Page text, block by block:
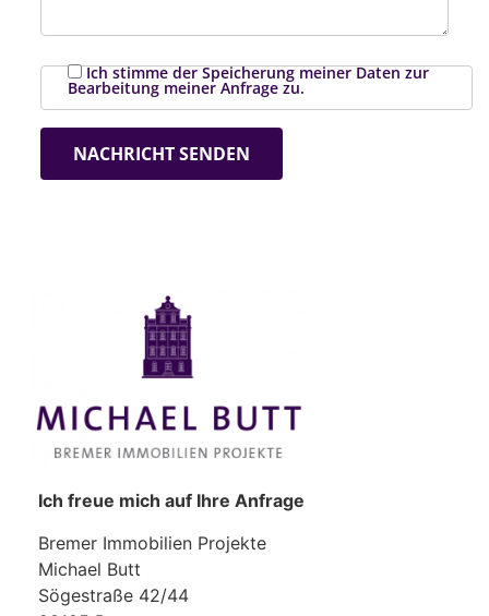
Ich stimme der Speicherung meiner Daten zur
Bearbeitung meiner Anfrage zu.
Ich freue mich auf Ihre Anfrage
Bremer Immobilien Projekte
Michael Butt
Sögestraße 42/44